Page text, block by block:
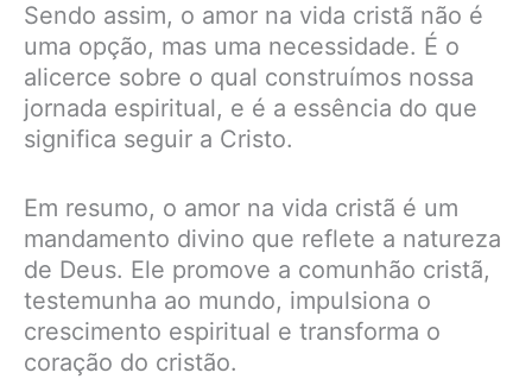
Sendo assim, o amor na vida cristã não é
uma opção, mas uma necessidade. É o
alicerce sobre o qual construímos nossa
jornada espiritual, e é a essência do que
significa seguir a Cristo.
Em resumo, o amor na vida cristã é um
mandamento divino que reflete a natureza
de Deus. Ele promove a comunhão cristã,
testemunha ao mundo, impulsiona o
crescimento espiritual e transforma o
coração do cristão.